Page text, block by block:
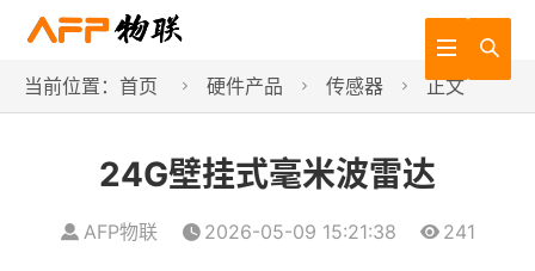


当前位置： 首页  硬件产品  传感器  正文
24G壁挂式毫米波雷达
AFP物联 2026-05-09 15:21:38 241